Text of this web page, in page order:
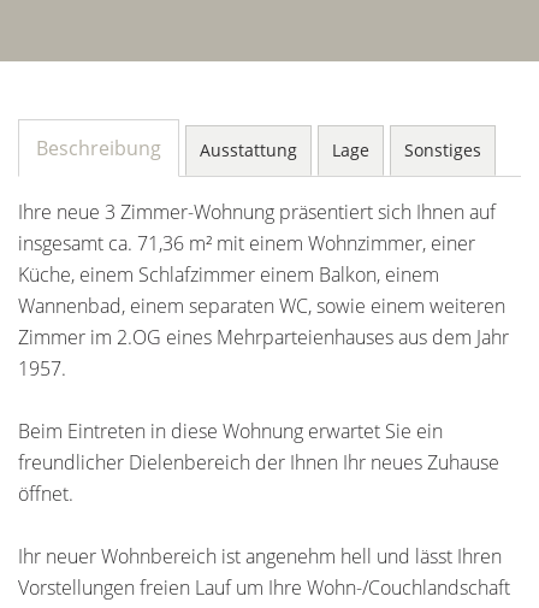
Beschreibung Ausstattung Lage Sonstiges
Ihre neue 3 Zimmer-Wohnung präsentiert sich Ihnen auf
insgesamt ca. 71,36 m² mit einem Wohnzimmer, einer
Küche, einem Schlafzimmer einem Balkon, einem
Wannenbad, einem separaten WC, sowie einem weiteren
Zimmer im 2.OG eines Mehrparteienhauses aus dem Jahr
1957.
Beim Eintreten in diese Wohnung erwartet Sie ein
freundlicher Dielenbereich der Ihnen Ihr neues Zuhause
öffnet.
Ihr neuer Wohnbereich ist angenehm hell und lässt Ihren
Vorstellungen freien Lauf um Ihre Wohn-/Couchlandschaft